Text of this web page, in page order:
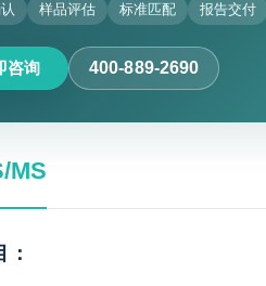
样品评估 标准匹配 报告交付
咨询 400-889-2690
MS